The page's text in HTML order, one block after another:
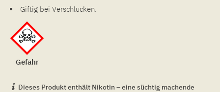
Giftig bei Verschlucken.
Gefahr
Dieses Produkt enthält Nikotin – eine süchtig machende